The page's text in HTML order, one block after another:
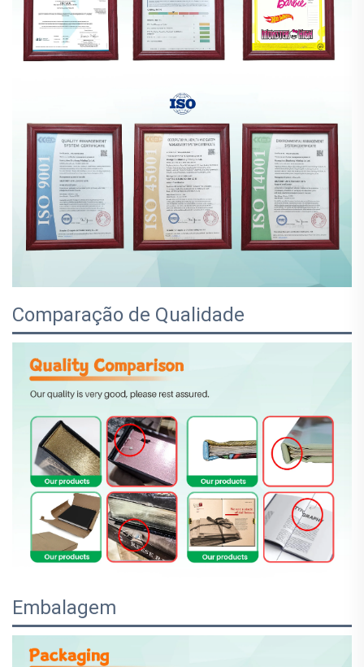
Comparação de Qualidade
Embalagem